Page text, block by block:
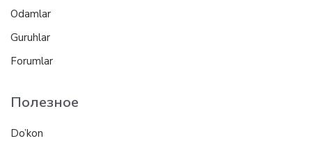
Odamlar
Guruhlar
Forumlar
Полезное
Do’kon